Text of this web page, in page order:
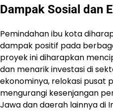
Dampak Sosial dan
Pemindahan ibu kota
dampak positif pada
proyek ini diharapkan
dan menarik investasi di
ekonominya, relokasi pusat
mengurangi kesenjangan
Jawa dan daerah lainnya di